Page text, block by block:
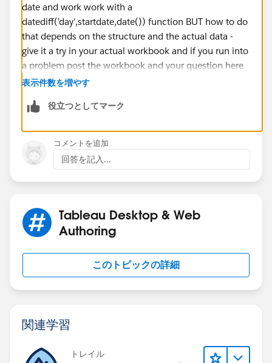
date and work work with a
datediff('day',startdate,date()) function BUT how to do
that depends on the structure and the actual data -
give it a try in your actual workbook and if you run into
a problem post the workbook and your question here
If this posts assists in resolving the question, please
Also please help use better track your reply by
answer – mine is@[Jim Dehner]​
Thank you.
Jim
表示件数を増やす
役立つとしてマーク
コメントを追加
回答を記入...
Tableau Desktop & Web
Authoring
このトピックの詳細
関連学習
トレイル